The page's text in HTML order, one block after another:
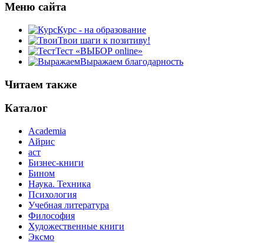
Меню сайта
Курс - на образование
Твои шаги к позитиву!
Тест «ВЫБОР online»
Выражаем благодарность
Читаем также
Каталог
Academia
Айрис
аст
Бизнес-книги
Бином
Наука. Техника
Психология
Учебная литература
Философия
Художественные книги
Эксмо